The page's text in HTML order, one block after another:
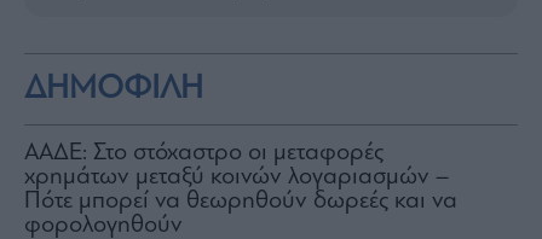
ΔΗΜΟΦΙΛΗ
ΑΑΔΕ: Στο στόχαστρο οι μεταφορές
χρημάτων μεταξύ κοινών λογαριασμών –
Πότε μπορεί να θεωρηθούν δωρεές και να
φορολογηθούν